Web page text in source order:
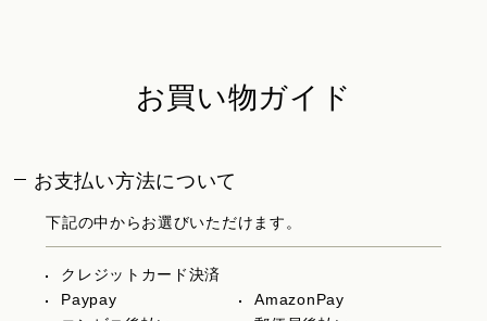
お買い物ガイド
お支払い方法について
下記の中からお選びいただけます。
クレジットカード決済
Paypay
AmazonPay